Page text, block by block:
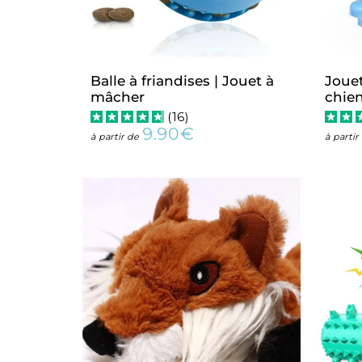
Balle à friandises | Jouet à
mâcher
(16)
à partir de Prix
9.90€ à partir